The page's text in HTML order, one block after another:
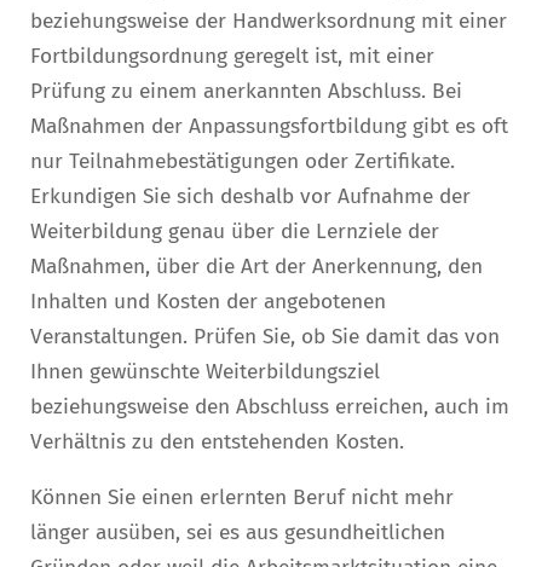
beziehungsweise der Handwerksordnung mit einer
Fortbildungsordnung geregelt ist, mit einer
Prüfung zu einem anerkannten Abschluss. Bei
Maßnahmen der Anpassungsfortbildung gibt es oft
nur Teilnahmebestätigungen oder Zertifikate.
Erkundigen Sie sich deshalb vor Aufnahme der
Weiterbildung genau über die Lernziele der
Maßnahmen, über die Art der Anerkennung, den
Inhalten und Kosten der angebotenen
Veranstaltungen. Prüfen Sie, ob Sie damit das von
Ihnen gewünschte Weiterbildungsziel
beziehungsweise den Abschluss erreichen, auch im
Verhältnis zu den entstehenden Kosten.
Können Sie einen erlernten Beruf nicht mehr
länger ausüben, sei es aus gesundheitlichen